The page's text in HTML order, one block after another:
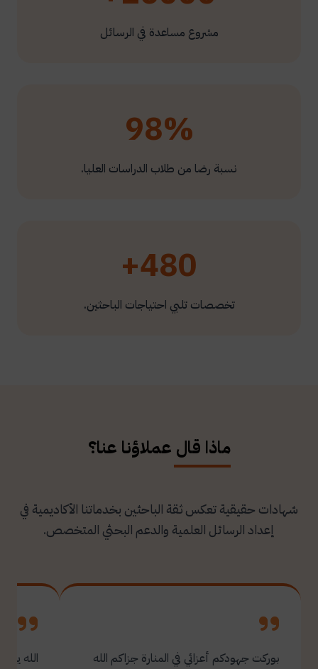
مشروع مساعدة في الرسائل
98%
نسبة رضا من طلاب الدراسات العليا.
480+
تخصصات تلبي احتياجات الباحثين.
ماذا قال عملاؤنا عنا؟
شهادات حقيقية تعكس ثقة الباحثين بخدماتنا الأكاديمية في
إعداد الرسائل العلمية والدعم البحثي المتخصص.
بوركت جهودكم أعزائي في المنارة جزاكم الله
الله